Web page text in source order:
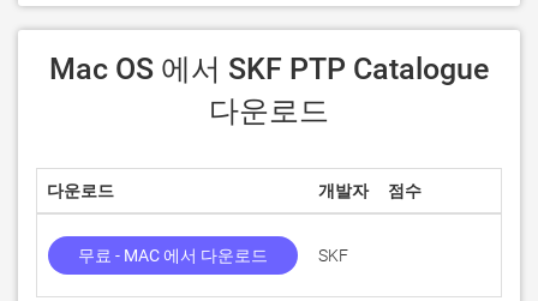
다운로드
다운로드 개발자 점수
무료 - MAC 에서 다운로드 SKF